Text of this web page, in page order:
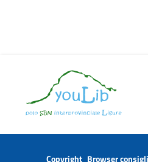
Copyright Browser